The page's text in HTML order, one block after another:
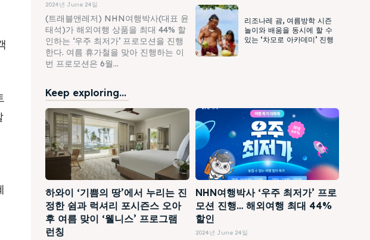
2024년 June 24일
(트래블앤레저) NHN여행박사(대표 윤
태석)가 해외여행 상품을 최대 44% 할
인하는 ‘우주 최저가’ 프로모션을 진행
한다. 여름 휴가철을 맞아 진행하는 이
번 프로모션은 6월...
리조나레 괌, 여름방학 시즌
놀이와 배움을 동시에 할 수
있는 ‘차모로 아카데미’ 진행
Keep exploring...
하와이 ‘기쁨의 땅’에서 누리는 진
정한 쉼과 럭셔리 포시즌스 오아
후 여름 맞이 ‘웰니스’ 프로그램
런칭
NHN여행박사 ‘우주 최저가’ 프로
모션 진행… 해외여행 최대 44%
할인
2024년 June 24일